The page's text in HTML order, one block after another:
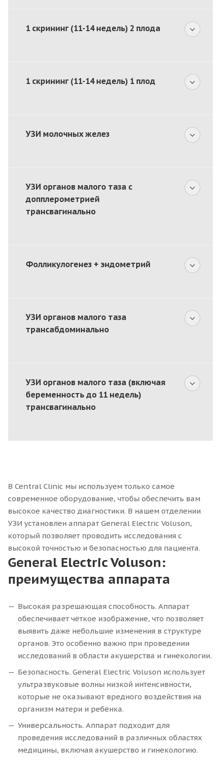
1 скрининг (11-14 недель) 2 плода
1 скрининг (11-14 недель) 1 плод
УЗИ молочных желез
УЗИ органов малого таза с
допплерометрией
трансвагинально
Фолликулогенез + эндометрий
УЗИ органов малого таза
трансабдоминально
УЗИ органов малого таза (включая
беременность до 11 недель)
трансвагинально
В Central Clinic мы используем только самое
современное оборудование, чтобы обеспечить вам
высокое качество диагностики. В нашем отделении
УЗИ установлен аппарат General Electric Voluson,
который позволяет проводить исследования с
высокой точностью и безопасностью для пациента.
General Electric Voluson:
преимущества аппарата
Высокая разрешающая способность. Аппарат
обеспечивает чёткое изображение, что позволяет
выявить даже небольшие изменения в структуре
органов. Это особенно важно при проведении
исследований в области акушерства и гинекологии.
Безопасность. General Electric Voluson использует
ультразвуковые волны низкой интенсивности,
которые не оказывают вредного воздействия на
организм матери и ребёнка.
Универсальность. Аппарат подходит для
проведения исследований в различных областях
медицины, включая акушерство и гинекологию.